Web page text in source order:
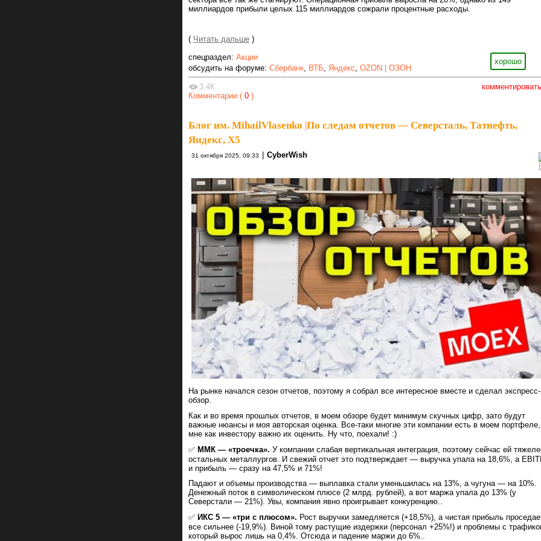
миллиардов прибыли целых 115 миллиардов сожрали процентные расходы.
( Читать дальше )
хорошо
спецраздел: Акции
обсудить на форуме: Сбербанк, ВТБ, Яндекс, OZON | ОЗОН
комментировать
3.4К
Комментарии ( 0 )
Блог им. MihailVlasenko |По следам отчетов — Северсталь, Татнефть,
Яндекс, Х5
31 октября 2025, 09:33 | CyberWish
На рынке начался сезон отчетов, поэтому я собрал все интересное вместе и сделал экспресс-
обзор.
Как и во время прошлых отчетов, в моем обзоре будет минимум скучных цифр, зато будут
важные нюансы и моя авторская оценка. Все-таки многие эти компании есть в моем
мне как инвестору важно их оценить. Ну что, поехали! :)
✅ ММК — «троечка». У компании слабая вертикальная интеграция, поэтому сейчас ей
остальных металлургов. И свежий отчет это подтверждает — выручка упала на 18,6%, а
и прибыль — сразу на 47,5% и 71%!
Падают и объемы производства — выплавка стали уменьшилась на 13%, а чугуна — на 10%.
Денежный поток в символическом плюсе (2 млрд. рублей), а вот маржа упала до 13% (у
Северстали — 21%). Увы, компания явно проигрывает конкуренцию..
✅ ИКС 5 — «три с плюсом». Рост выручки замедляется (+18,5%), а чистая прибыль
все сильнее (-19,9%). Виной тому растущие издержки (персонал +25%!) и проблемы с
который вырос лишь на 0,4%. Отсюда и падение маржи до 6%..